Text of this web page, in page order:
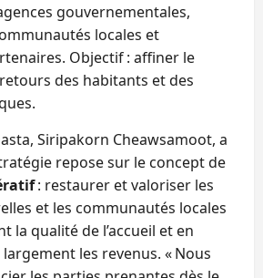
gouvernementales,
locales et
Objectif : affiner le
des habitants et des
Siripakorn Cheawsamoot, a
repose sur le concept de
: restaurer et valoriser les
et les communautés locales
la qualité de l’accueil et en
les revenus. « Nous